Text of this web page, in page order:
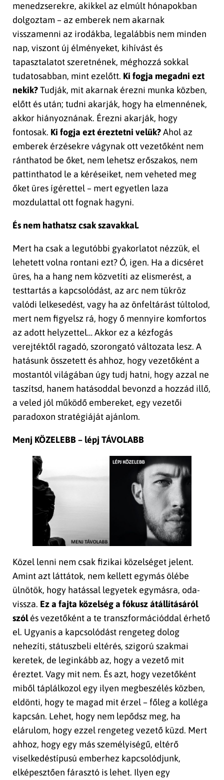
menedzserekre, akikkel az elmúlt hónapokban
dolgoztam – az emberek nem akarnak
visszamenni az irodákba, legalábbis nem minden
nap, viszont új élményeket, kihívást és
tapasztalatot szeretnének, méghozzá sokkal
tudatosabban, mint ezelőtt. Ki fogja megadni ezt
nekik?Tudják, mit akarnak érezni munka közben,
előtt és után; tudni akarják, hogy ha elmennének,
akkor hiányoznának. Érezni akarják, hogy
fontosak. Ki fogja ezt éreztetni velük?Ahol az
emberek érzésekre vágynak ott vezetőként nem
ránthatod be őket, nem lehetsz erőszakos, nem
pattinthatod le a kéréseiket, nem veheted meg
őket üres ígérettel – mert egyetlen laza
mozdulattal ott fognak hagyni.
És nem hathatsz csak szavakkal.
Mert ha csak a legutóbbi gyakorlatot nézzük, el
lehetett volna rontani ezt? Ó, igen. Ha a dicséret
üres, ha a hang nem közvetíti az elismerést, a
testtartás a kapcsolódást, az arc nem tükröz
valódi lelkesedést, vagy ha az önfeltárást túltolod,
mert nem figyelsz rá, hogy ő mennyire komfortos
az adott helyzettel… Akkor ez a kézfogás
verejtéktől ragadó, szorongató változata lesz. A
hatásunk összetett és ahhoz, hogy vezetőként a
mostantól világában úgy tudj hatni, hogy azzal ne
taszítsd, hanem hatásoddal bevonzd a hozzád illő,
a veled jól működő embereket, egy vezetői
paradoxon stratégiáját ajánlom.
Menj KÖZELEBB – lépj TÁVOLABB
Közel lenni nem csak fizikai közelséget jelent.
Amint azt láttátok, nem kellett egymás ölébe
ülnötök, hogy hatással legyetek egymásra, oda-
vissza. Ez a fajta közelség a fókusz átállításáról
szólés vezetőként a te transzformációddal érhető
el. Ugyanis a kapcsolódást rengeteg dolog
nehezíti, státuszbeli eltérés, szigorú szakmai
keretek, de leginkább az, hogy a vezető mit
éreztet. Vagy mit nem. És azt, hogy vezetőként
miből táplálkozol egy ilyen megbeszélés közben,
eldönti, hogy te magad mit érzel – főleg a kolléga
kapcsán. Lehet, hogy nem lepődsz meg, ha
elárulom, hogy ezzel rengeteg vezető küzd. Mert
ahhoz, hogy egy más személyiségű, eltérő
viselkedéstípusú emberhez kapcsolódjunk,
elképesztően fárasztó is lehet. Ilyen egy